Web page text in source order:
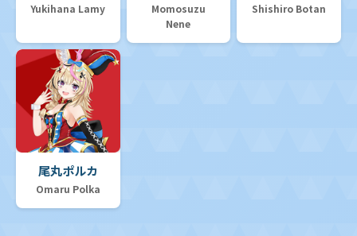
Yukihana Lamy
Momosuzu
Nene
Shishiro Botan
尾丸ポルカ
Omaru Polka